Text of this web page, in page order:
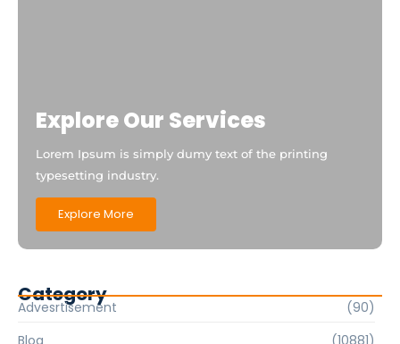
Explore Our Services
Lorem Ipsum is simply dumy text of the printing
typesetting industry.
Explore More
Category
Advesrtisement
(90)
Blog
(10881)